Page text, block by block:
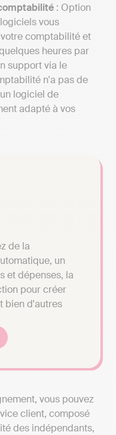
: Option
vous
comptabilité et
heures par
support via le
n'a pas de
logiciel de
adapté à vos
de la
un
et dépenses, la
pour créer
bien d'autres
vous pouvez
client, composé
des indépendants,